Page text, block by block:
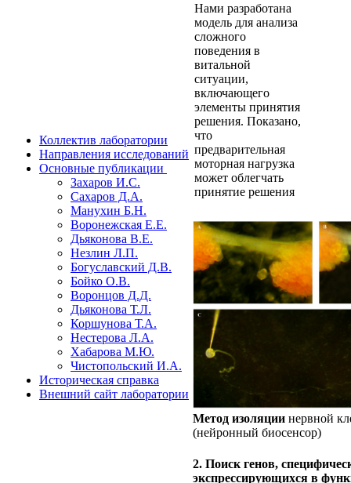
Коллектив лаборатории
Направления исследований
Основные публикации
Захаров И.С.
Сахаров Д.А.
Манухин Б.Н.
Воронежская Е.Е.
Дьяконова В.Е.
Незлин Л.П.
Богуславский Д.В.
Бойко О.В.
Воронцов Д.Д.
Дьяконова Т.Л.
Коршунова Т.А.
Нестерова Л.А.
Хабарова M.Ю.
Чистопольский И.А.
Историческая справка
Внешний сайт лаборатории
Нами разработана
модель для анализа
сложного
поведения в
витальной
ситуации,
включающего
элементы принятия
решения. Показано,
что
предварительная
моторная нагрузка
может облегчать
принятие решения
Метод изоляции нервной
(нейронный биосенсор)
2. Поиск генов,
экспрессирующихся в